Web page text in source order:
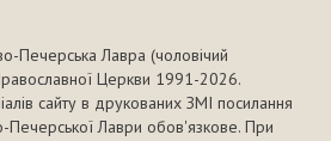
Печерська Лавра (чоловічий
Церкви 1991-2026.
сайту в друкованих ЗМІ посилання
Печерської Лаври обов'язкове. При